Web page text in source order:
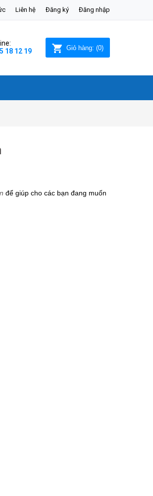
Liên hệ Đăng ký Đăng nhập
18 12 19
Giỏ hàng: (0)
để giúp cho các bạn đang muốn